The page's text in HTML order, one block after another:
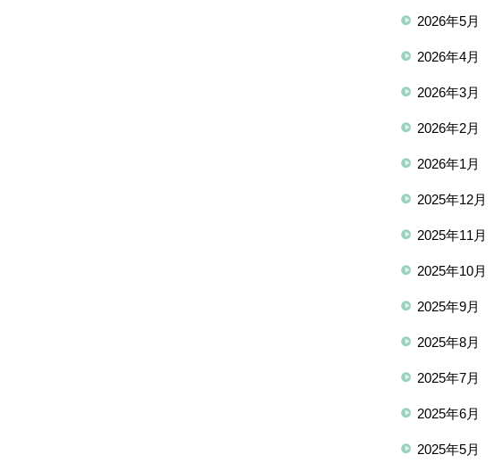
2026年5月
2026年4月
2026年3月
2026年2月
2026年1月
2025年12月
2025年11月
2025年10月
2025年9月
2025年8月
2025年7月
2025年6月
2025年5月